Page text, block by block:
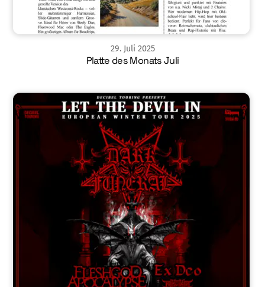
29. Juli 2025
Platte des Monats Juli